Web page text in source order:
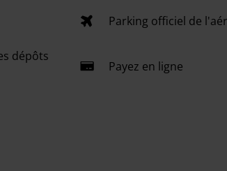
Parking officiel de
dépôts
Payez en ligne